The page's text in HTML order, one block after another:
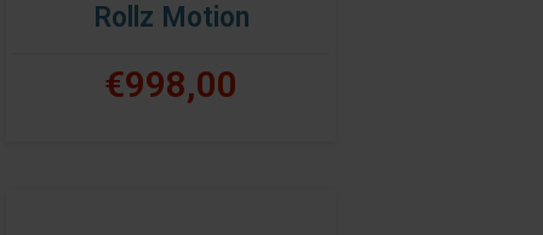
Rollz Motion
€998,00